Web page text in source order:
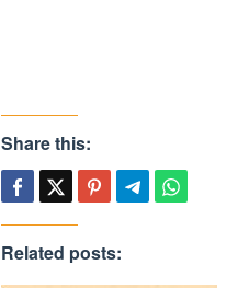
Share this:
Related posts: